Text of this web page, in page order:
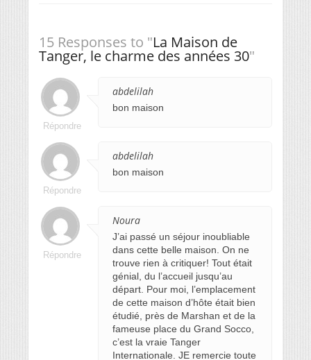
15 Responses to "La Maison de
Tanger, le charme des années 30"
abdelilah
bon maison
Répondre
abdelilah
bon maison
Répondre
Noura
J’ai passé un séjour inoubliable
dans cette belle maison. On ne
trouve rien à critiquer! Tout était
génial, du l’accueil jusqu’au
départ. Pour moi, l’emplacement
de cette maison d’hôte était bien
étudié, près de Marshan et de la
fameuse place du Grand Socco,
c’est la vraie Tanger
Internationale. JE remercie toute
Répondre